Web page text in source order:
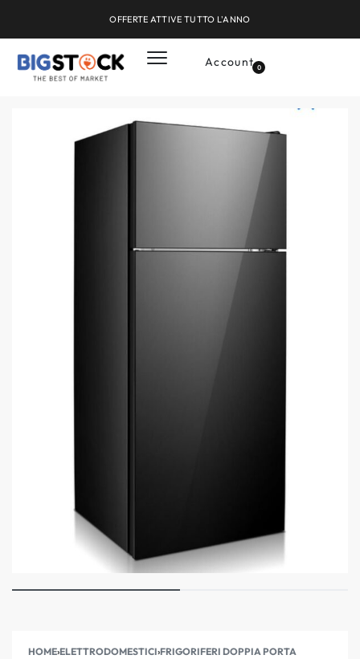
OFFERTE ATTIVE TUTTO L'ANNO
Account 0
HOME›ELETTRODOMESTICI›FRIGORIFERI DOPPIA PORTA